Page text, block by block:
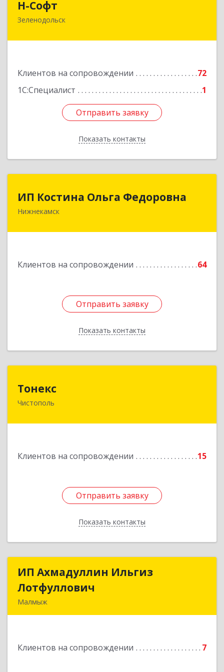
Н-Софт
Зеленодольск
Клиентов на сопровождении
72
1С:Специалист
1
Отправить заявку
Показать контакты
422521, Татарстан Респ (Татарстан),
Подробнее
Отправить заявку
Назад
ИП Костина Ольга Федоровна
Нижнекамск
Клиентов на сопровождении 64
Отправить заявку
Показать контакты
Отправить заявку
Назад
Тонекс
Чистополь
Клиентов на сопровождении 15
Отправить заявку
Показать контакты
422980, Татарстан Респ, Чистопольский р-н,
Отправить заявку
Назад
ИП Ахмадуллин Ильгиз
Лотфуллович
Малмыж
Клиентов на сопровождении 7
ИП Ахмадуллин Ильгиз
Подробнее